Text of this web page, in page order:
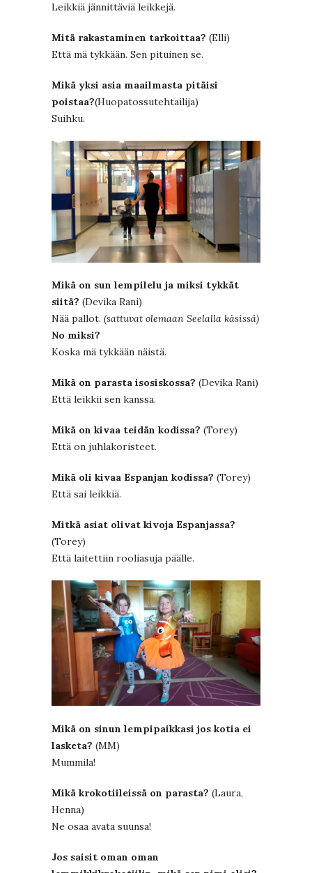
Leikkiä jännittäviä leikkejä.
Mitä rakastaminen tarkoittaa? (Elli)
Että mä tykkään. Sen pituinen se.
Mikä yksi asia maailmasta pitäisi
poistaa?(Huopatossutehtailija)
Suihku.
Mikä on sun lempilelu ja miksi tykkät
siitä? (Devika Rani)
Nää pallot. (sattuvat olemaan Seelalla käsissä)
No miksi?
Koska mä tykkään näistä.
Mikä on parasta isosiskossa? (Devika Rani)
Että leikkii sen kanssa.
Mikä on kivaa teidän kodissa? (Torey)
Että on juhlakoristeet.
Mikä oli kivaa Espanjan kodissa? (Torey)
Että sai leikkiä.
Mitkä asiat olivat kivoja Espanjassa?
(Torey)
Että laitettiin rooliasuja päälle.
Mikä on sinun lempipaikkasi jos kotia ei
lasketa? (MM)
Mummila!
Mikä krokotiileissä on parasta? (Laura,
Henna)
Ne osaa avata suunsa!
Jos saisit oman oman